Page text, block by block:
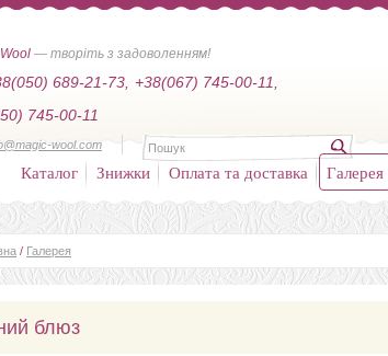
— творіть з задоволенням!
689-21-73,
+38(067) 745-00-11,
745-00-11
wool.com
Каталог Знижки Оплата та доставка Галерея
/ Галерея
блюз